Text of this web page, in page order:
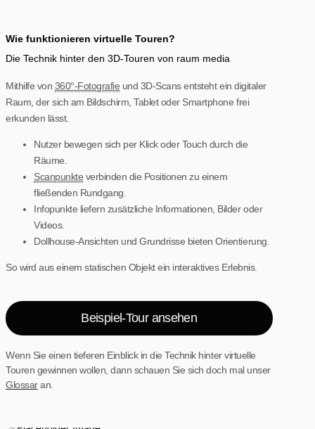
Wie funktionieren virtuelle Touren?
Die Technik hinter den 3D-Touren von raum media
Mithilfe von 360°-Fotografie und 3D-Scans entsteht ein digitaler
Raum, der sich am Bildschirm, Tablet oder Smartphone frei
erkunden lässt.
Nutzer bewegen sich per Klick oder Touch durch die
Räume.
Scanpunkte verbinden die Positionen zu einem
fließenden Rundgang.
Infopunkte liefern zusätzliche Informationen, Bilder oder
Videos.
Dollhouse-Ansichten und Grundrisse bieten Orientierung.
So wird aus einem statischen Objekt ein interaktives Erlebnis.
Beispiel-Tour ansehen
Wenn Sie einen tieferen Einblick in die Technik hinter virtuelle
Touren gewinnen wollen, dann schauen Sie sich doch mal unser
Glossaran.